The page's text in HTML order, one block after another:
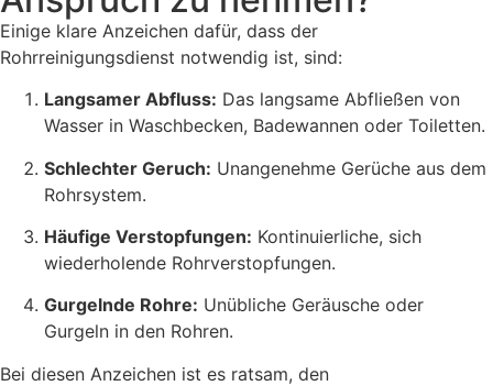
Einige klare Anzeichen dafür, dass der
Rohrreinigungsdienst notwendig ist, sind:
Langsamer Abfluss: Das langsame Abfließen von
Wasser in Waschbecken, Badewannen oder Toiletten.
Schlechter Geruch: Unangenehme Gerüche aus dem
Rohrsystem.
Häufige Verstopfungen: Kontinuierliche, sich
wiederholende Rohrverstopfungen.
Gurgelnde Rohre: Unübliche Geräusche oder
Gurgeln in den Rohren.
Bei diesen Anzeichen ist es ratsam, den